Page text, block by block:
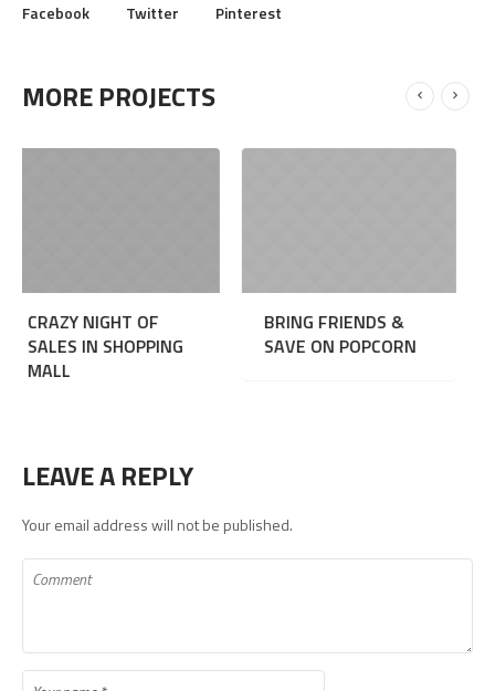
Facebook Twitter Pinterest
MORE PROJECTS
OF
BRING FRIENDS &
SAVE ON POPCORN
CRAZY
NIGHT
LEAVE A REPLY
Your email address will not be published.